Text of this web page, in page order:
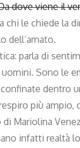
dove viene il
chi le chiede la
dell’amato.
parla di
Sono le
dentro
più
Mariolina
infatti realtà